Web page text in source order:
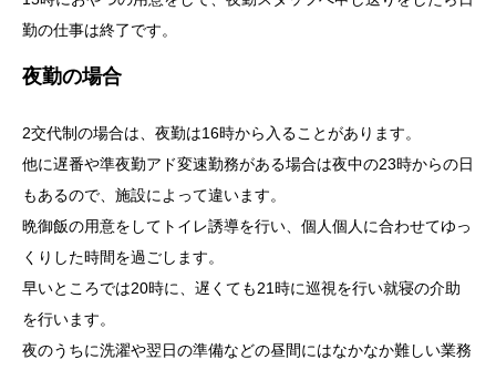
勤の仕事は終了です。
夜勤の場合
2交代制の場合は、夜勤は16時から入ることがあります。
他に遅番や準夜勤アド変速勤務がある場合は夜中の23時からの日
もあるので、施設によって違います。
晩御飯の用意をしてトイレ誘導を行い、個人個人に合わせてゆっ
くりした時間を過ごします。
早いところでは20時に、遅くても21時に巡視を行い就寝の介助
を行います。
夜のうちに洗濯や翌日の準備などの昼間にはなかなか難しい業務